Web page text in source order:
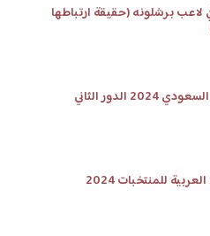
برشلونه (حقيقة ارتباطها
الدور الثاني
للمنتخبات 2024